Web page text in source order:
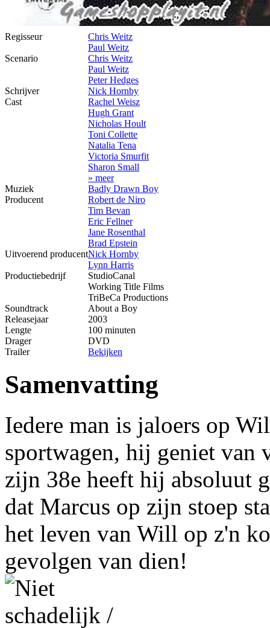
Regisseur
Chris Weitz
Paul Weitz
Scenario
Chris Weitz
Paul Weitz
Peter Hedges
Schrijver
Nick Hornby
Cast
Rachel Weisz
Hugh Grant
Nicholas Hoult
Toni Collette
Natalia Tena
Victoria Smurfit
Sharon Small
» meer
Muziek
Badly Drawn Boy
Producent
Robert de Niro
Tim Bevan
Eric Fellner
Jane Rosenthal
Brad Epstein
Uitvoerend producentNick Hornby
Lynn Harris
Productiebedrijf
StudioCanal
Working Title Films
TriBeCa Productions
Soundtrack
About a Boy
Releasejaar
2003
Lengte
100 minuten
Drager
DVD
Trailer
Bekijken
Samenvatting
Iedere man is jaloers op
sportwagen, hij geniet van
zijn 38e heeft hij absoluut
dat Marcus op zijn stoep
het leven van Will op z'n
gevolgen van dien!